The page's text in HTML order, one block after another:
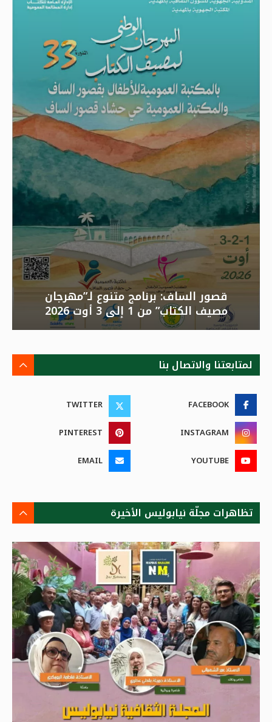
قصور الساف: برنامج متنوع لـ”مهرجان
مصيف الكتاب” من 1 إلى 3 أوت 2026
لمتابعتنا والاتصال بنا
FACEBOOK
TWITTER
INSTAGRAM
PINTEREST
YOUTUBE
EMAIL
تظاهرات مجلّة نيابوليس الأخيرة